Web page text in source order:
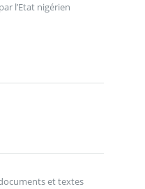
l’Etat nigérien
et textes